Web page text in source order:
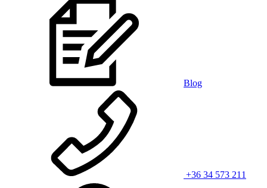
Blog
+36 34 573 211